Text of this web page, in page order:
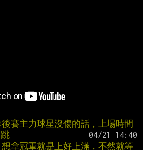
賽主力球星沒傷的話，上場時間
拿冠軍就是上好上滿，不然就等